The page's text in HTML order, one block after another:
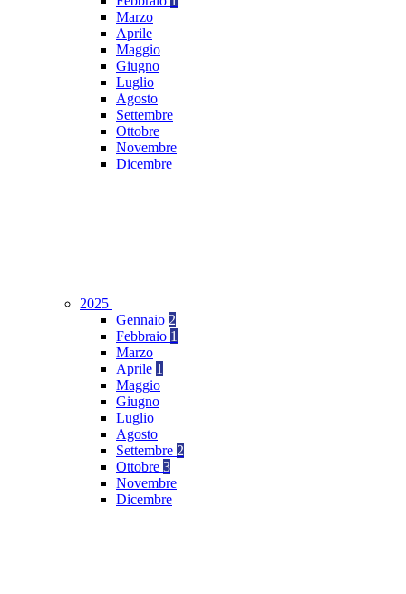
Marzo
Aprile
Maggio
Giugno
Luglio
Agosto
Settembre
Ottobre
Novembre
Dicembre
2025
Gennaio 2
Febbraio 1
Marzo
Aprile 1
Maggio
Giugno
Luglio
Agosto
Settembre 2
Ottobre 3
Novembre
Dicembre